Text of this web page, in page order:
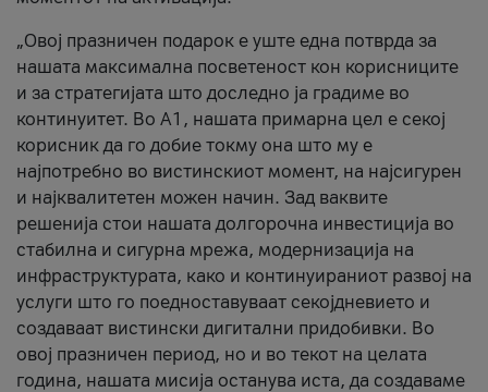
„Овој празничен подарок е уште една потврда за
нашата максимална посветеност кон корисниците
и за стратегијата што доследно ја градиме во
континуитет. Во А1, нашата примарна цел е секој
корисник да го добие токму она што му е
најпотребно во вистинскиот момент, на најсигурен
и најквалитетен можен начин. Зад ваквите
решенија стои нашата долгорочна инвестиција во
стабилна и сигурна мрежа, модернизација на
инфраструктурата, како и континуираниот развој на
услуги што го поедноставуваат секојдневието и
создаваат вистински дигитални придобивки. Во
овој празничен период, но и во текот на целата
година, нашата мисија останува иста, да создаваме